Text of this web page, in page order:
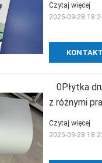
KONTAKT
Czytaj więcej
2025-09-28
0Płytka
z różnymi
Czytaj więcej
2025-09-28